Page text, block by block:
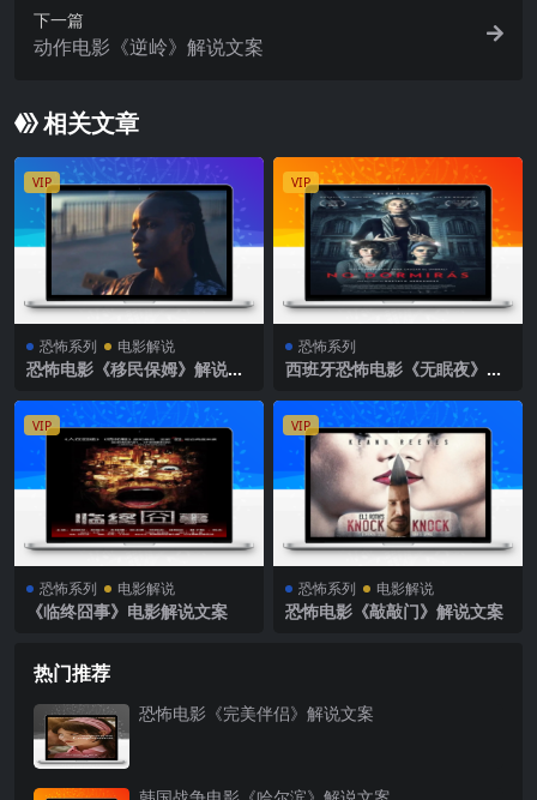
下一篇
动作电影《逆岭》解说文案
相关文章
VIP
恐怖系列 电影解说
恐怖电影《移民保姆》解说文
VIP
恐怖系列
西班牙恐怖电影《无眠夜》解
VIP
恐怖系列 电影解说
《临终囧事》电影解说文案
VIP
恐怖系列 电影解说
恐怖电影《敲敲门》解说文案
热门推荐
恐怖电影《完美伴侣》解说文案